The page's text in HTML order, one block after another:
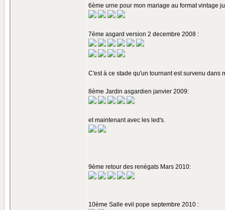
6ème urne pour mon mariage au format vintage
7ème asgard version 2 decembre 2008 :
C'est à ce stade qu'un tournant est survenu dans
8ème Jardin asgardien janvier 2009:
et maintenant avec les led's.
9ème retour des renégats Mars 2010:
10ème Salle evil pope septembre 2010 :